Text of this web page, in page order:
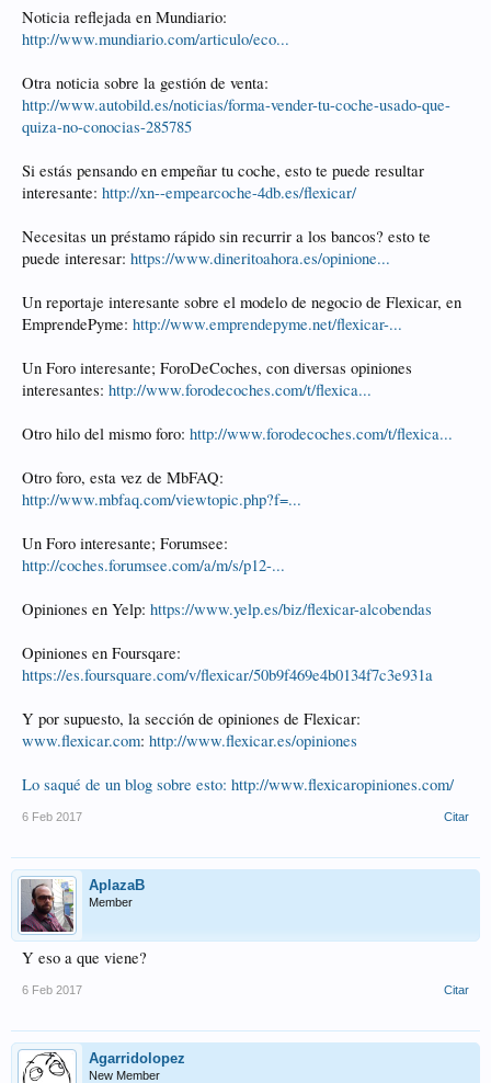
Noticia reflejada en Mundiario:
http://www.mundiario.com/articulo/eco...
Otra noticia sobre la gestión de venta:
http://www.autobild.es/noticias/forma-vender-tu-coche-usado-que-
quiza-no-conocias-285785
Si estás pensando en empeñar tu coche, esto te puede resultar
interesante: http://xn--empearcoche-4db.es/flexicar/
Necesitas un préstamo rápido sin recurrir a los bancos? esto te
puede interesar: https://www.dineritoahora.es/opinione...
Un reportaje interesante sobre el modelo de negocio de Flexicar, en
EmprendePyme: http://www.emprendepyme.net/flexicar-...
Un Foro interesante; ForoDeCoches, con diversas opiniones
interesantes: http://www.forodecoches.com/t/flexica...
Otro hilo del mismo foro: http://www.forodecoches.com/t/flexica...
Otro foro, esta vez de MbFAQ:
http://www.mbfaq.com/viewtopic.php?f=...
Un Foro interesante; Forumsee:
http://coches.forumsee.com/a/m/s/p12-...
Opiniones en Yelp: https://www.yelp.es/biz/flexicar-alcobendas
Opiniones en Foursqare:
https://es.foursquare.com/v/flexicar/50b9f469e4b0134f7c3e931a
Y por supuesto, la sección de opiniones de Flexicar:
www.flexicar.com: http://www.flexicar.es/opiniones
Lo saqué de un blog sobre esto: http://www.flexicaropiniones.com/
6 Feb 2017 Citar
AplazaB
Member
Y eso a que viene?
6 Feb 2017 Citar
Agarridolopez
New Member